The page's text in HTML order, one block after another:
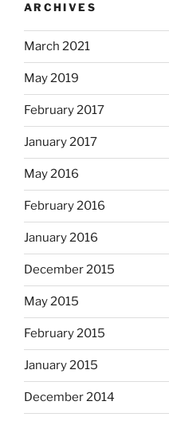
ARCHIVES
March 2021
May 2019
February 2017
January 2017
May 2016
February 2016
January 2016
December 2015
May 2015
February 2015
January 2015
December 2014